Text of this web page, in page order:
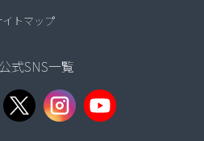
イトマップ
式SNS一覧​